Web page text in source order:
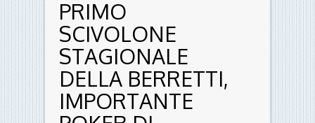
PRIMO
SCIVOLONE
STAGIONALE
DELLA BERRETTI,
IMPORTANTE